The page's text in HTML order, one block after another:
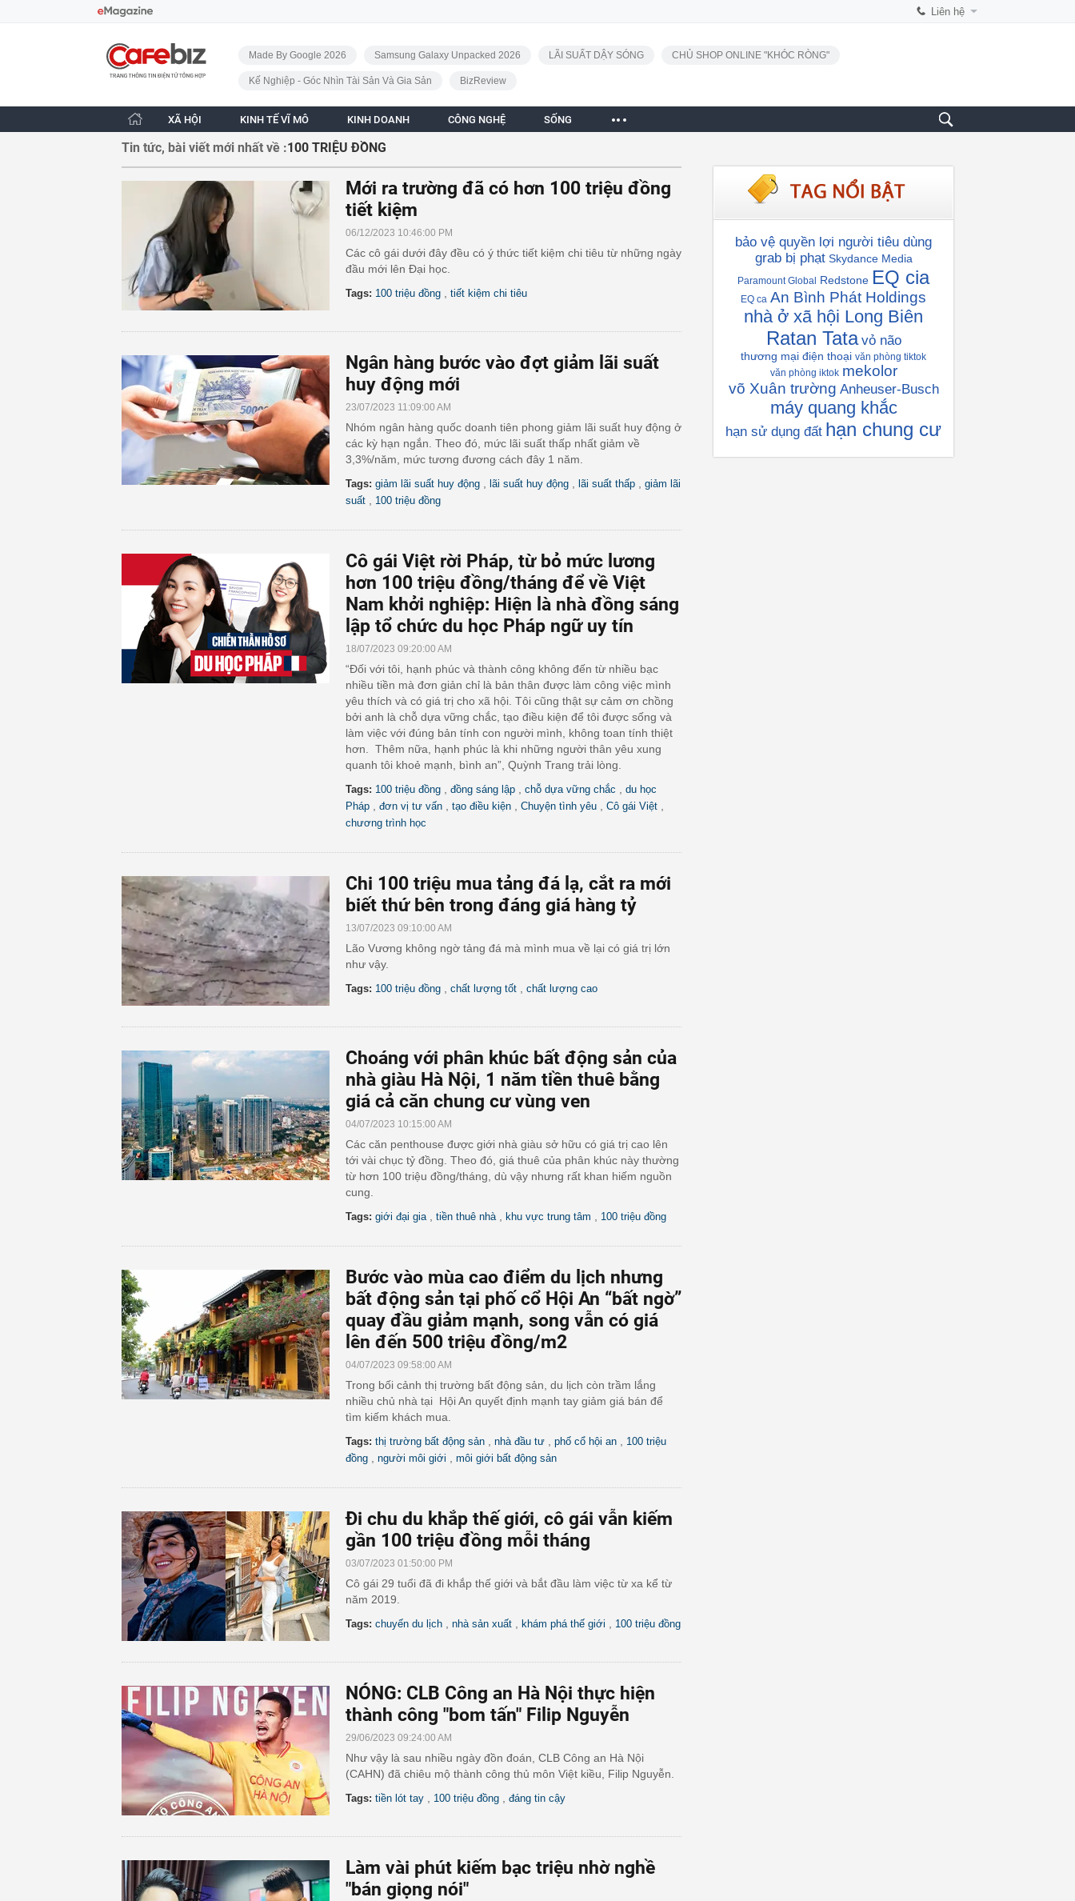
Liên hệ
CafeBiz - Trang chủ
Made By Google 2026
Samsung Galaxy Unpacked 2026 LÃI SUẤT DẬY SÓNG CHỦ SHOP ONLINE "KHÓC RÒNG"
Kế Nghiệp - Góc Nhìn Tài Sản Và Gia Sản BizReview
XÃ HỘI KINH TẾ VĨ MÔ KINH DOANH CÔNG NGHỆ SỐNG
Tin tức, bài viết mới nhất về :100 TRIỆU ĐỒNG
Mới ra trường đã có hơn 100 triệu đồng
tiết kiệm
06/12/2023 10:46:00 PM
Các cô gái dưới đây đều có ý thức tiết kiệm chi tiêu từ những ngày
đầu mới lên Đại học.
Tags: 100 triệu đồng tiết kiệm chi tiêu
Ngân hàng bước vào đợt giảm lãi suất
huy động mới
23/07/2023 11:09:00 AM
Nhóm ngân hàng quốc doanh tiên phong giảm lãi suất huy động ở
các kỳ hạn ngắn. Theo đó, mức lãi suất thấp nhất giảm về
3,3%/năm, mức tương đương cách đây 1 năm.
Tags: giảm lãi suất huy động lãi suất huy động lãi suất thấp
giảm lãi
suất
100 triệu đồng
Cô gái Việt rời Pháp, từ bỏ mức lương
hơn 100 triệu đồng/tháng để về Việt
Nam khởi nghiệp: Hiện là nhà đồng sáng
lập tổ chức du học Pháp ngữ uy tín
18/07/2023 09:20:00 AM
“Đối với tôi, hạnh phúc và thành công không đến từ nhiều bạc
nhiều tiền mà đơn giản chỉ là bản thân được làm công việc mình
yêu thích và có giá trị cho xã hội. Tôi cũng thật sự cảm ơn chồng
bởi anh là chỗ dựa vững chắc, tạo điều kiện để tôi được sống và
làm việc với đúng bản tính con người mình, không toan tính thiệt
hơn. Thêm nữa, hạnh phúc là khi những người thân yêu xung
quanh tôi khoẻ mạnh, bình an”, Quỳnh Trang trải lòng.
Tags: 100 triệu đồng đồng sáng lập chỗ dựa vững chắc
du học
Pháp
đơn vị tư vấn tạo điều kiện Chuyện tình yêu Cô gái Việt
chương trình học
Chi 100 triệu mua tảng đá lạ, cắt ra mới
biết thứ bên trong đáng giá hàng tỷ
13/07/2023 09:10:00 AM
Lão Vương không ngờ tảng đá mà mình mua về lại có giá trị lớn
như vậy.
Tags: 100 triệu đồng chất lượng tốt chất lượng cao
Choáng với phân khúc bất động sản của
nhà giàu Hà Nội, 1 năm tiền thuê bằng
giá cả căn chung cư vùng ven
04/07/2023 10:15:00 AM
Các căn penthouse được giới nhà giàu sở hữu có giá trị cao lên
tới vài chục tỷ đồng. Theo đó, giá thuê của phân khúc này thường
từ hơn 100 triệu đồng/tháng, dù vậy nhưng rất khan hiếm nguồn
cung.
Tags: giới đại gia tiền thuê nhà khu vực trung tâm 100 triệu đồng
Bước vào mùa cao điểm du lịch nhưng
bất động sản tại phố cổ Hội An “bất ngờ”
quay đầu giảm mạnh, song vẫn có giá
lên đến 500 triệu đồng/m2
04/07/2023 09:58:00 AM
Trong bối cảnh thị trường bất động sản, du lịch còn trầm lắng
nhiều chủ nhà tại Hội An quyết định mạnh tay giảm giá bán để
tìm kiếm khách mua.
Tags: thị trường bất động sản nhà đầu tư phố cổ hội an
100 triệu
đồng
người môi giới môi giới bất động sản
Đi chu du khắp thế giới, cô gái vẫn kiếm
gần 100 triệu đồng mỗi tháng
03/07/2023 01:50:00 PM
Cô gái 29 tuổi đã đi khắp thế giới và bắt đầu làm việc từ xa kể từ
năm 2019.
Tags: chuyến du lịch nhà sản xuất khám phá thế giới 100 triệu đồng
NÓNG: CLB Công an Hà Nội thực hiện
thành công "bom tấn" Filip Nguyễn
29/06/2023 09:24:00 AM
Như vậy là sau nhiều ngày đồn đoán, CLB Công an Hà Nội
(CAHN) đã chiêu mộ thành công thủ môn Việt kiều, Filip Nguyễn.
Tags: tiền lót tay 100 triệu đồng đáng tin cậy
Làm vài phút kiếm bạc triệu nhờ nghề
"bán giọng nói"
bảo vệ quyền lợi người tiêu dùng
grab bị phạt Skydance Media
Paramount Global Redstone EQ cia
EQ ca An Bình Phát Holdings
nhà ở xã hội Long Biên
Ratan Tata vỏ não
thương mại điện thoại văn phòng tiktok
văn phòng iktok mekolor
võ Xuân trường Anheuser-Busch
máy quang khắc
hạn sử dụng đất hạn chung cư